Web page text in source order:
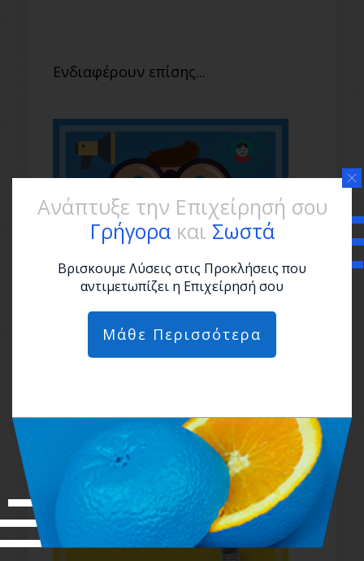
Ενδιαφέρουν επίσης...
Κάνε Ανάλυση Ανταγωνισμού
(SWOT) για να Εξελίξεις την
Ανάπτυξε την Επιχείρησή σου
Γρήγορα και Σωστά
Βρισκουμε Λύσεις στις Προκλήσεις που
αντιμετωπίζει η Επιχείρησή σου
Μάθε Περισσότερα